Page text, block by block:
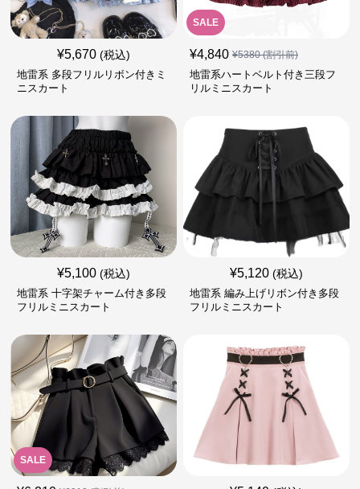
¥5,670 (税込)
地雷系 多段フリルリボン付きミ
ニスカート
SALE
¥4,840 ¥5380(割引前)
地雷系ハートベルト付き三段フ
リルミニスカート
¥5,100 (税込)
地雷系 十字架チャーム付き多段
フリルミニスカート
¥5,120 (税込)
地雷系 編み上げリボン付き多段
フリルミニスカート
SALE